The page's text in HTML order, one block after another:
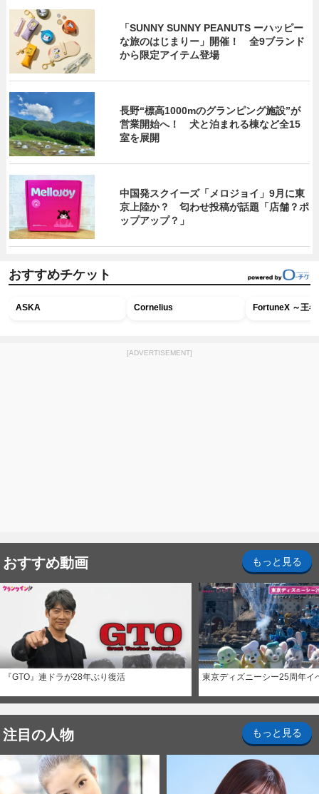
「SUNNY SUNNY PEANUTS ーハッピー
な旅のはじまりー」開催！ 全9ブランド
から限定アイテム登場
長野“標高1000mのグランピング施設”が
営業開始へ！ 犬と泊まれる棟など全15
室を展開
中国発スクイーズ「メロジョイ」9月に東
京上陸か？ 匂わせ投稿が話題「店舗？ポ
ップアップ？」
おすすめチケット
ASKA Cornelius FortuneX ～王
[ADVERTISEMENT]
おすすめ動画 もっと見る
『GTO』連ドラが28年ぶり復活 東京ディズニーシー25周年イ
注目の人物 もっと見る